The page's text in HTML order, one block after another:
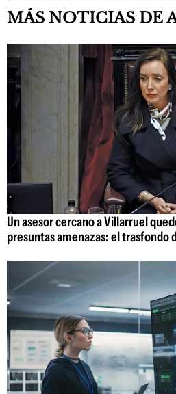
MÁS NOTICIAS DE
Un asesor cercano a Villarruel
presuntas amenazas: el trasfondo